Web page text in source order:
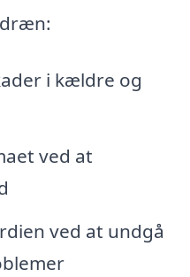
i kældre og
ved at
ved at undgå